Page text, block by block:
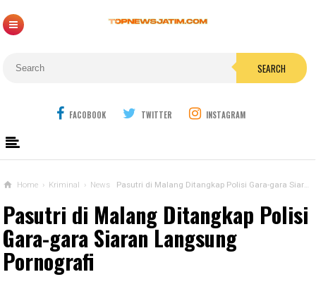
SEARCH
FACOBOOK TWITTER INSTAGRAM
Home › Kriminal › News Pasutri di Malang Ditangkap Polisi Gara-gara Siaran Langsung Pornografi
Pasutri di Malang Ditangkap Polisi
Gara-gara Siaran Langsung
Pornografi